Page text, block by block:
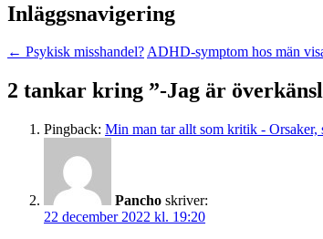
Inläggsnavigering
← Psykisk misshandel?ADHD-symptom hos män
2 tankar kring ”-Jag är
Pingback: Min man tar allt som kritik -
Pancho skriver:
22 december 2022 kl. 19:20